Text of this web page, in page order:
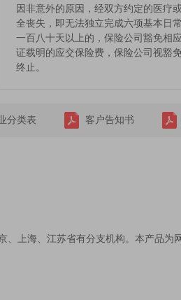
因非意外的原因，经双方约定的医疗
全丧失，即无法独立完成六项基本日
一百八十天以上的，保险公司豁免相
证载明的应交保险费，保险公司视豁
终止。
分类表 客户告知书
上海、江苏省有分支机构。本产品为